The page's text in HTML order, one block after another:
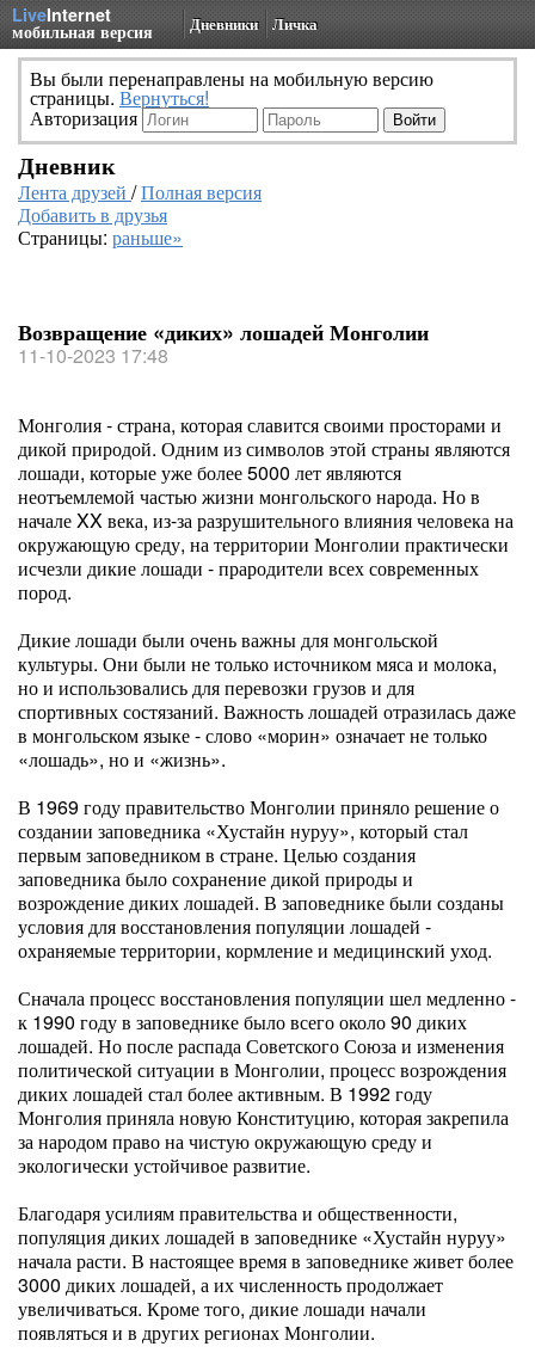
LiveInternet
мобильная версия Дневники Личка
Вы были перенаправлены на мобильную версию
страницы. Вернуться!
Авторизация
Дневник
Лента друзей /Полная версия
Добавить в друзья
Страницы: раньше»
Возвращение «диких» лошадей Монголии
11-10-2023 17:48
Монголия - страна, которая славится своими просторами и
дикой природой. Одним из символов этой страны являются
лошади, которые уже более 5000 лет являются
неотъемлемой частью жизни монгольского народа. Но в
начале XX века, из-за разрушительного влияния человека на
окружающую среду, на территории Монголии практически
исчезли дикие лошади - прародители всех современных
пород.
Дикие лошади были очень важны для монгольской
культуры. Они были не только источником мяса и молока,
но и использовались для перевозки грузов и для
спортивных состязаний. Важность лошадей отразилась даже
в монгольском языке - слово «морин» означает не только
«лошадь», но и «жизнь».
В 1969 году правительство Монголии приняло решение о
создании заповедника «Хустайн нуруу», который стал
первым заповедником в стране. Целью создания
заповедника было сохранение дикой природы и
возрождение диких лошадей. В заповеднике были созданы
условия для восстановления популяции лошадей -
охраняемые территории, кормление и медицинский уход.
Сначала процесс восстановления популяции шел медленно -
к 1990 году в заповеднике было всего около 90 диких
лошадей. Но после распада Советского Союза и изменения
политической ситуации в Монголии, процесс возрождения
диких лошадей стал более активным. В 1992 году
Монголия приняла новую Конституцию, которая закрепила
за народом право на чистую окружающую среду и
экологически устойчивое развитие.
Благодаря усилиям правительства и общественности,
популяция диких лошадей в заповеднике «Хустайн нуруу»
начала расти. В настоящее время в заповеднике живет более
3000 диких лошадей, а их численность продолжает
увеличиваться. Кроме того, дикие лошади начали
появляться и в других регионах Монголии.